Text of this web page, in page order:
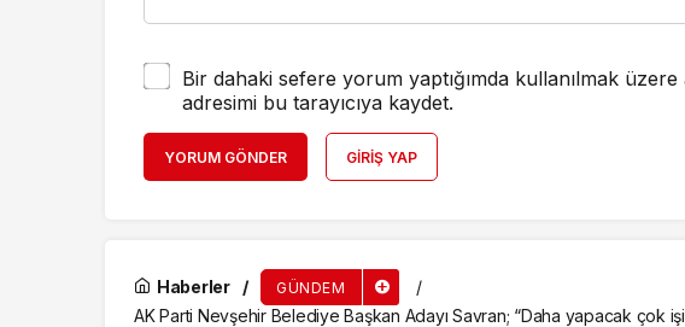
Bir dahaki sefere yorum yaptığımda kullanılmak
adresimi bu tarayıcıya kaydet.
YORUM GÖNDER GIRIŞ YAP
Haberler GÜNDEM
AK Parti Nevşehir Belediye Başkan Adayı Savran; “Daha yapacak çok